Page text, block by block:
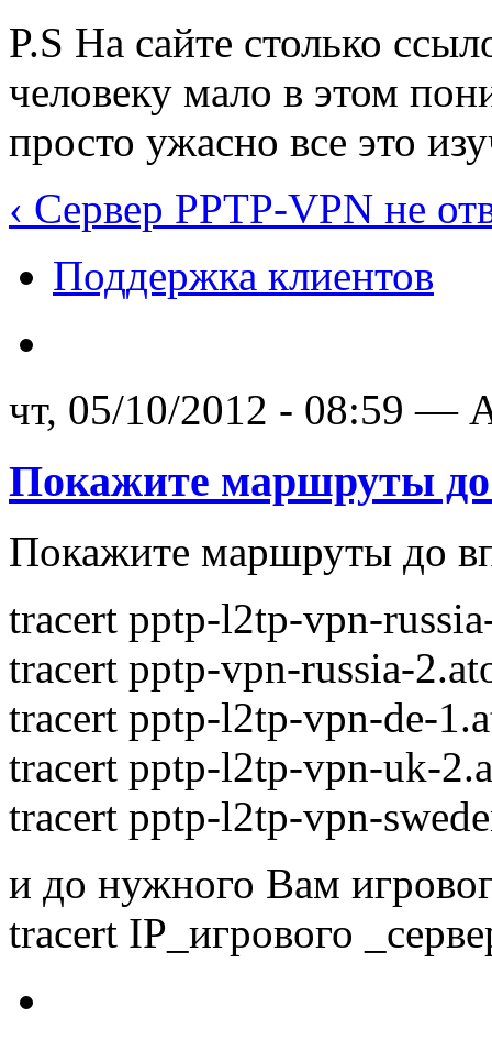
P.S На сайте столько
человеку мало в этом
просто ужасно все это
‹ Сервер PPTP-VPN не
Поддержка клиентов
чт, 05/10/2012 - 08:59 —
Покажите маршруты
Покажите маршруты до
tracert pptp-l2tp-vpn-
tracert pptp-vpn-russia-
tracert pptp-l2tp-vpn-de-
tracert pptp-l2tp-vpn-uk-
tracert pptp-l2tp-vpn-
и до нужного Вам
tracert IP_игрового